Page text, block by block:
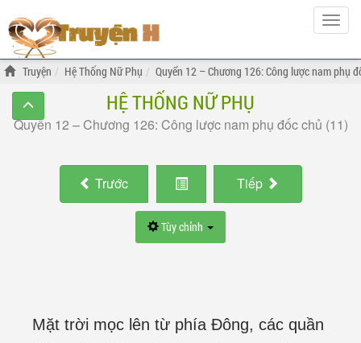
Hiện
menu
Truyện Hệ Thống Nữ Phụ Quyển 12 – Chương 126: Công lược nam phụ
HỆ THỐNG NỮ PHỤ
Quyển 12 – Chương 126: Công lược nam phụ đốc chủ (11)
Trước Tiếp
Tùy chỉnh
Mặt trời mọc lên từ phía Đông, các quần